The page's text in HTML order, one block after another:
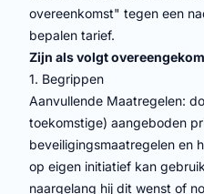
overeenkomst" tegen een
bepalen tarief.
Zijn als volgt
1. Begrippen
Aanvullende Maatregelen:
toekomstige) aangeboden
beveiligingsmaatregelen en
op eigen initiatief kan
naargelang hij dit wenst of